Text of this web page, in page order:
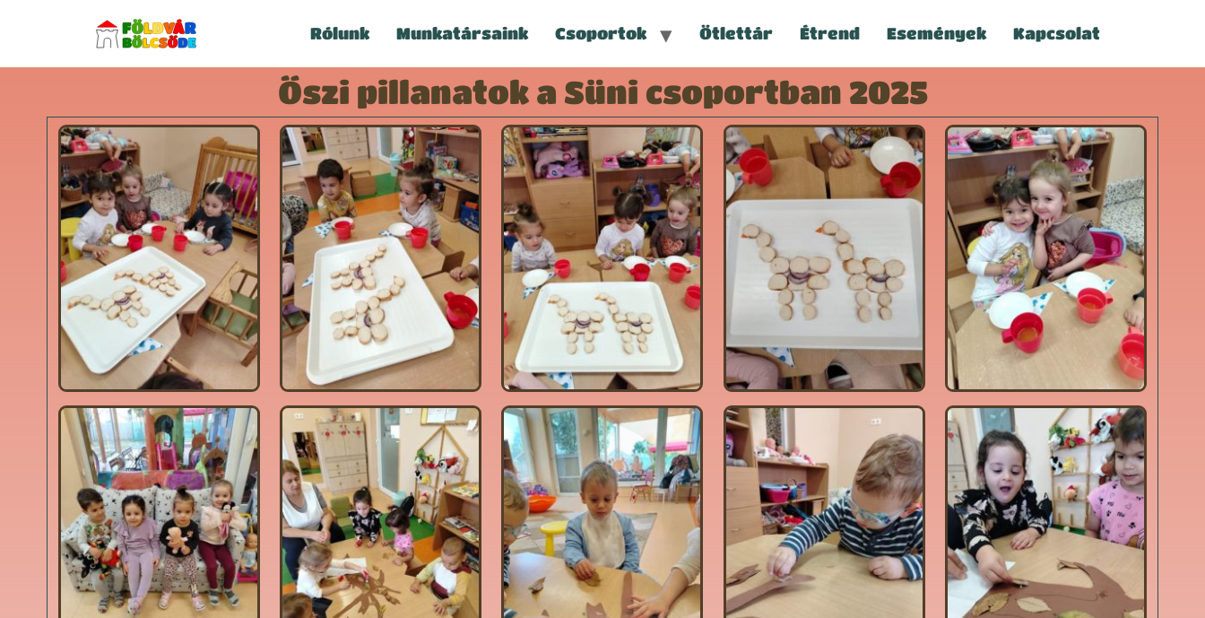
Rólunk Munkatársaink Csoportok Ötlettár Étrend Események Kapcsolat
Őszi pillanatok a Süni csoportban 2025